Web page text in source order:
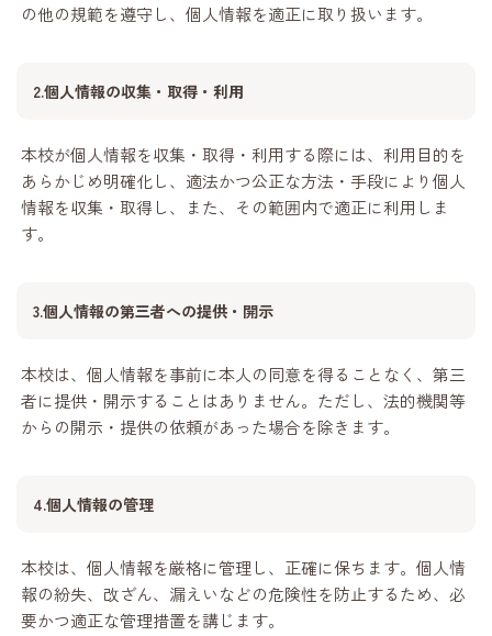
の他の規範を遵守し、個人情報を適正に取り扱います。
2.個人情報の収集・取得・利用
本校が個人情報を収集・取得・利用する際には、利用目的を
あらかじめ明確化し、適法かつ公正な方法・手段により個人
情報を収集・取得し、また、その範囲内で適正に利用しま
す。
3.個人情報の第三者への提供・開示
本校は、個人情報を事前に本人の同意を得ることなく、第三
者に提供・開示することはありません。ただし、法的機関等
からの開示・提供の依頼があった場合を除きます。
4.個人情報の管理
本校は、個人情報を厳格に管理し、正確に保ちます。個人情
報の紛失、改ざん、漏えいなどの危険性を防止するため、必
要かつ適正な管理措置を講じます。